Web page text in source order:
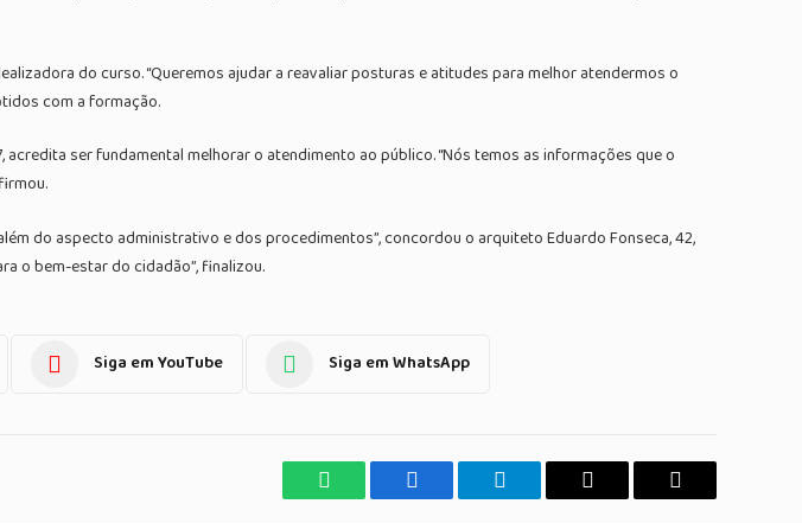
do curso. “Queremos ajudar a reavaliar posturas e atitudes para melhor atendermos o
com a formação.
ser fundamental melhorar o atendimento ao público. “Nós temos as informações que o
do aspecto administrativo e dos procedimentos”, concordou o arquiteto Eduardo Fonseca, 42,
o bem-estar do cidadão”, finalizou.
Siga em YouTube Siga em WhatsApp
WhatsAppFacebook TelegramaCopiar
E-